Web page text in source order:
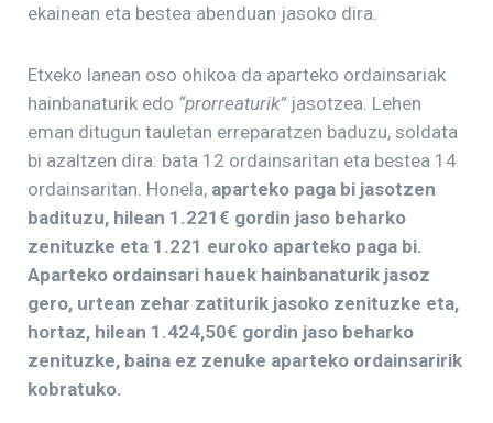
ekainean eta bestea abenduan jasoko dira.
Etxeko lanean oso ohikoa da aparteko ordainsariak
hainbanaturik edo “prorreaturik”jasotzea. Lehen
eman ditugun tauletan erreparatzen baduzu, soldata
bi azaltzen dira: bata 12 ordainsaritan eta bestea 14
ordainsaritan. Honela, aparteko paga bi jasotzen
badituzu, hilean 1.221€ gordin jaso beharko
zenituzke eta 1.221 euroko aparteko paga bi.
Aparteko ordainsari hauek hainbanaturik jasoz
gero, urtean zehar zatiturik jasoko zenituzke eta,
hortaz, hilean 1.424,50€ gordin jaso beharko
zenituzke, baina ez zenuke aparteko ordainsaririk
kobratuko.